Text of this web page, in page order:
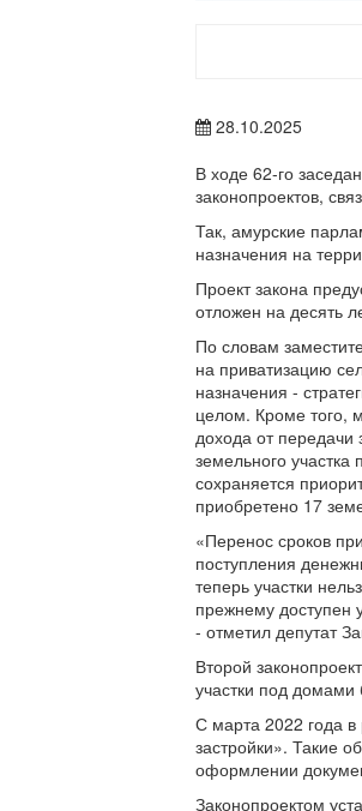
28.10.2025
В ходе 62-го
законопроектов,
Так, амурские
назначения на
Проект закона
отложен на десять
По словам
на приватизацию
назначения -
целом. Кроме того,
дохода от
земельного
сохраняется
приобретено 17
«Перенос сроков
поступления
теперь участки
прежнему доступен
- отметил депутат
Второй
участки под домами
С марта 2022 года в
застройки». Такие
оформлении
Законопроектом